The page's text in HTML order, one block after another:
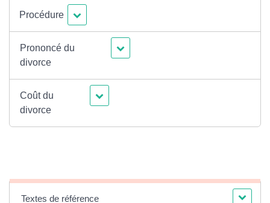
Procédure
Prononcé du
divorce
Coût du
divorce
Textes de référence